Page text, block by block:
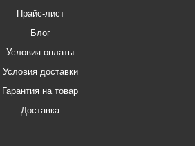
Прайс-лист
Блог
Условия оплаты
Условия доставки
Гарантия на товар
Доставка